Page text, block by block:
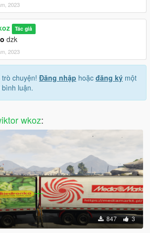
2023
Tác giả
dzk
2023
chuyện! Đăng nhập hoặc đăng ký một
luận.
wkoz:
847 3